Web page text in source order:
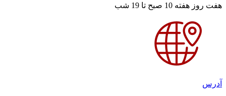
هفت روز هفته 10 صبح تا 19 شب
آدرس